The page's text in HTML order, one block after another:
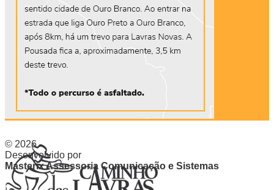
© 2026
Desenvolvido por
Masterix Assessoria Comunicação e Sistemas